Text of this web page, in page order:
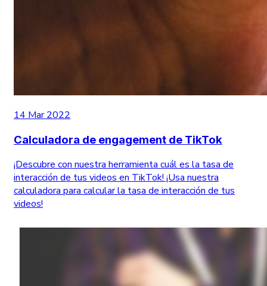
14 Mar 2022
Calculadora de engagement de TikTok
¡Descubre con nuestra herramienta cuál es la tasa de
interacción de tus videos en TikTok! ¡Usa nuestra
calculadora para calcular la tasa de interacción de tus
videos!